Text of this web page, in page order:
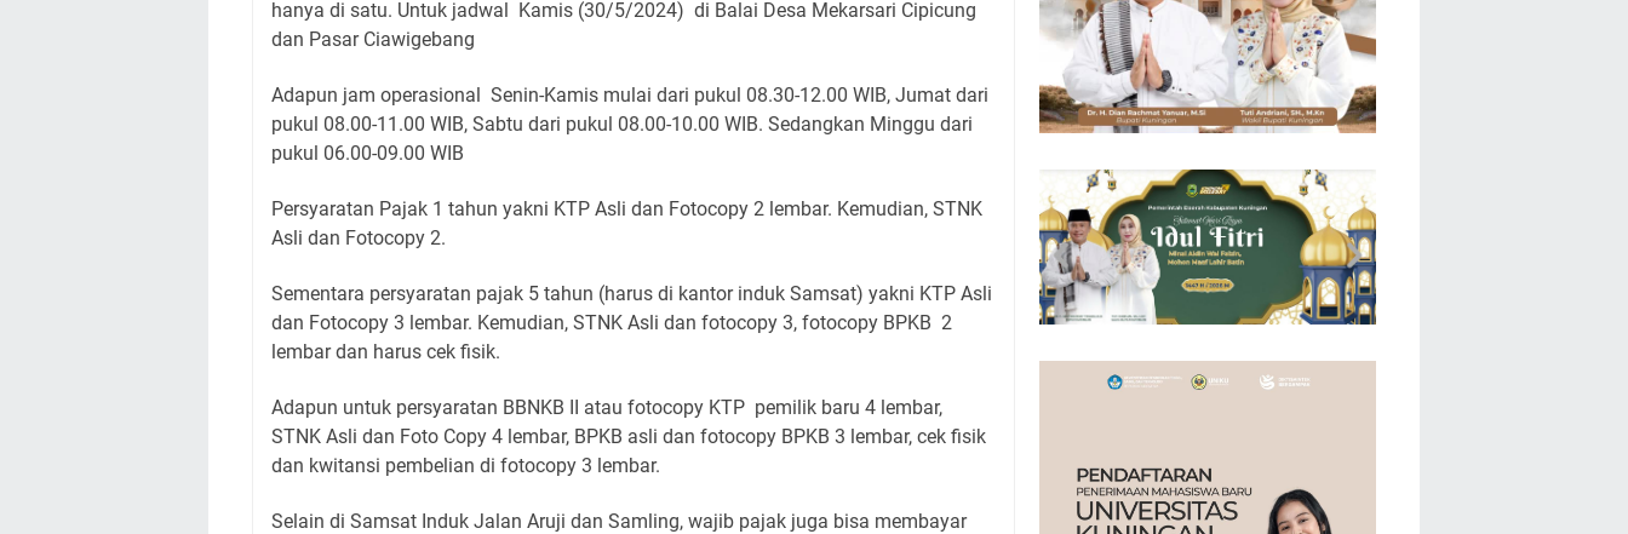
hanya di satu. Untuk jadwal Kamis (30/5/2024) di Balai Desa Mekarsari Cipicung
dan Pasar Ciawigebang
Adapun jam operasional Senin-Kamis mulai dari pukul 08.30-12.00 WIB, Jumat dari
pukul 08.00-11.00 WIB, Sabtu dari pukul 08.00-10.00 WIB. Sedangkan Minggu dari
pukul 06.00-09.00 WIB
Persyaratan Pajak 1 tahun yakni KTP Asli dan Fotocopy 2 lembar. Kemudian, STNK
Asli dan Fotocopy 2.
Sementara persyaratan pajak 5 tahun (harus di kantor induk Samsat) yakni KTP Asli
dan Fotocopy 3 lembar. Kemudian, STNK Asli dan fotocopy 3, fotocopy BPKB 2
lembar dan harus cek fisik.
Adapun untuk persyaratan BBNKB II atau fotocopy KTP pemilik baru 4 lembar,
STNK Asli dan Foto Copy 4 lembar, BPKB asli dan fotocopy BPKB 3 lembar, cek fisik
dan kwitansi pembelian di fotocopy 3 lembar.
Selain di Samsat Induk Jalan Aruji dan Samling, wajib pajak juga bisa membayar